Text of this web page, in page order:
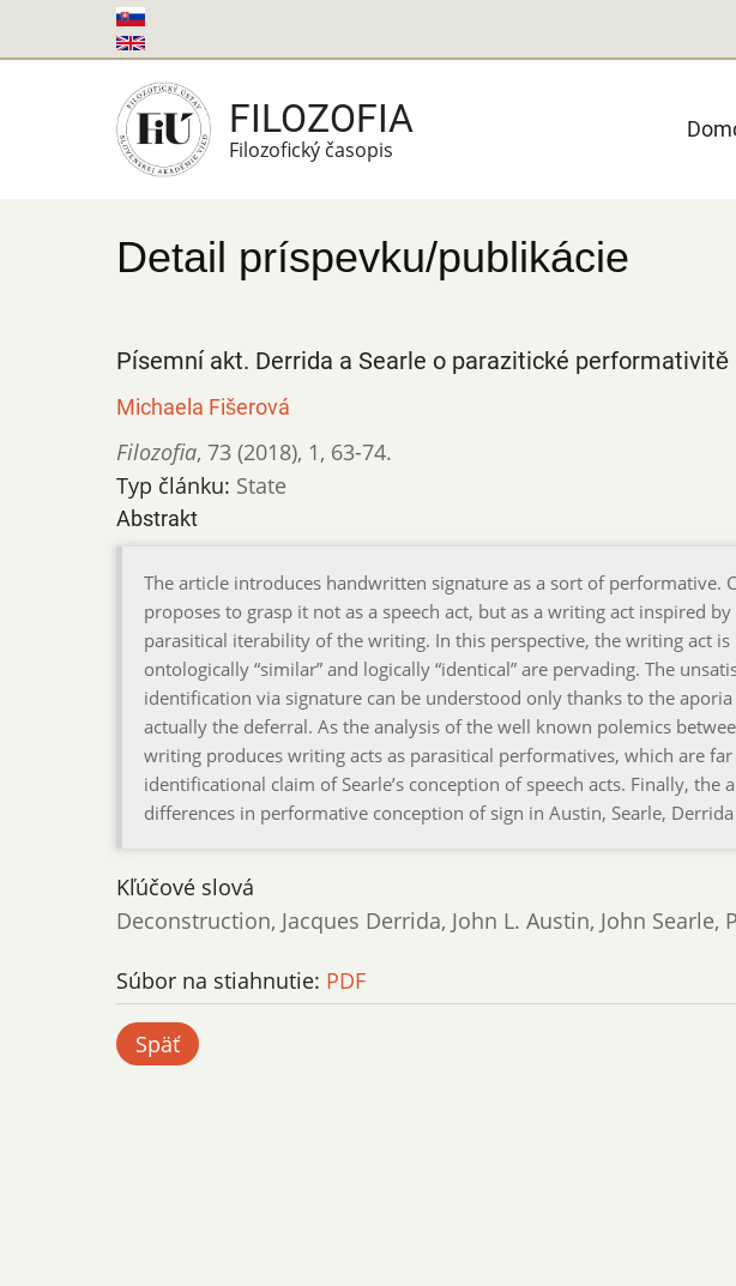
na
FILOZOFIA
Filozofický časopis
Detail príspevku/publikácie
Písemní akt. Derrida a Searle o parazitické performativitě
Michaela Fišerová
Filozofia, 73 (2018), 1, 63-74.
Typ článku: State
Abstrakt
The article introduces handwritten signature as a sort of performative.
proposes to grasp it not as a speech act, but as a writing act inspired
parasitical iterability of the writing. In this perspective, the writing act
ontologically “similar” and logically “identical” are pervading. The
identification via signature can be understood only thanks to the
actually the deferral. As the analysis of the well known polemics
writing produces writing acts as parasitical performatives, which are
identificational claim of Searle’s conception of speech acts. Finally,
differences in performative conception of sign in Austin, Searle,
Kľúčové slová
Deconstruction, Jacques Derrida, John L. Austin, John
Súbor na stiahnutie: PDF
Späť